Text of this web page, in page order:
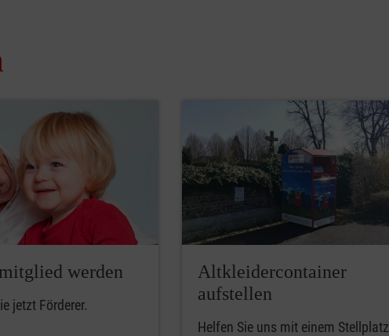
werden
jetzt Förderer.
Altkleidercontainer
aufstellen
Helfen Sie uns mit einem Stellplatz